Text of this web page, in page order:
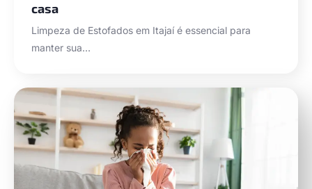
casa
Limpeza de Estofados em Itajaí é essencial para
manter sua…